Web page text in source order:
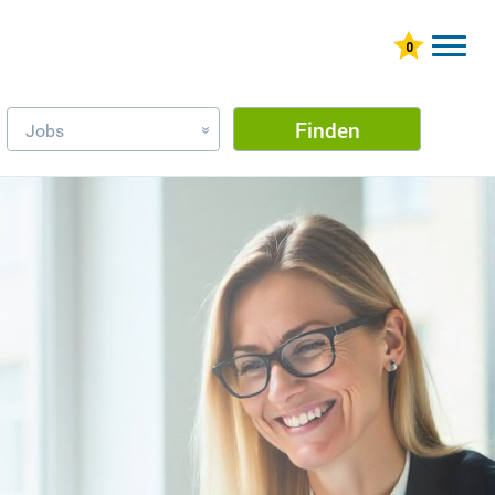
Jobs » Finden